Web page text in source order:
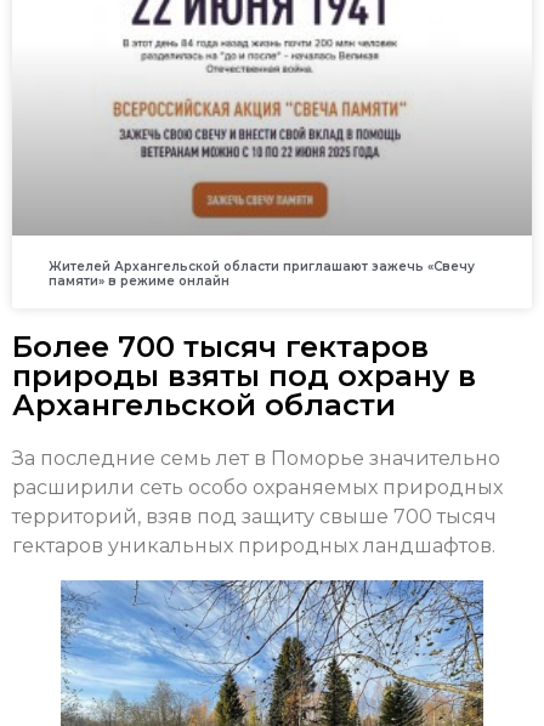
Жителей Архангельской области приглашают зажечь «Свечу
памяти» в режиме онлайн
Более 700 тысяч гектаров
природы взяты под охрану в
Архангельской области
За последние семь лет в Поморье значительно
расширили сеть особо охраняемых природных
территорий, взяв под защиту свыше 700 тысяч
гектаров уникальных природных ландшафтов.